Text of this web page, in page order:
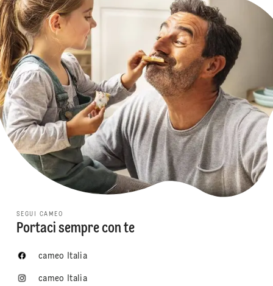
SEGUI CAMEO
Portaci sempre con te
cameo Italia
cameo Italia